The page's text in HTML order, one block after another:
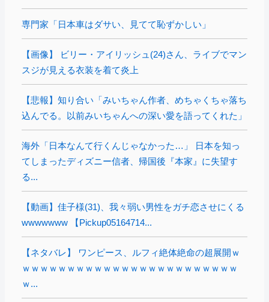
専門家「日本車はダサい、見てて恥ずかしい」
【画像】 ビリー・アイリッシュ(24)さん、ライブでマン
スジが見える衣装を着て炎上
【悲報】知り合い「みいちゃん作者、めちゃくちゃ落ち
込んでる。以前みいちゃんへの深い愛を語ってくれた」
海外「日本なんて行くんじゃなかった…」 日本を知っ
てしまったディズニー信者、帰国後『本家』に失望す
る...
【動画】佳子様(31)、我々弱い男性をガチ恋させにくる
wwwwwww 【Pickup05164714...
【ネタバレ】 ワンピース、ルフィ絶体絶命の超展開ｗ
ｗｗｗｗｗｗｗｗｗｗｗｗｗｗｗｗｗｗｗｗｗｗｗｗ
ｗ...